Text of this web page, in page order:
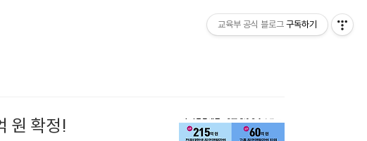
원 확정!
교육부 공식 블로그 구독하기